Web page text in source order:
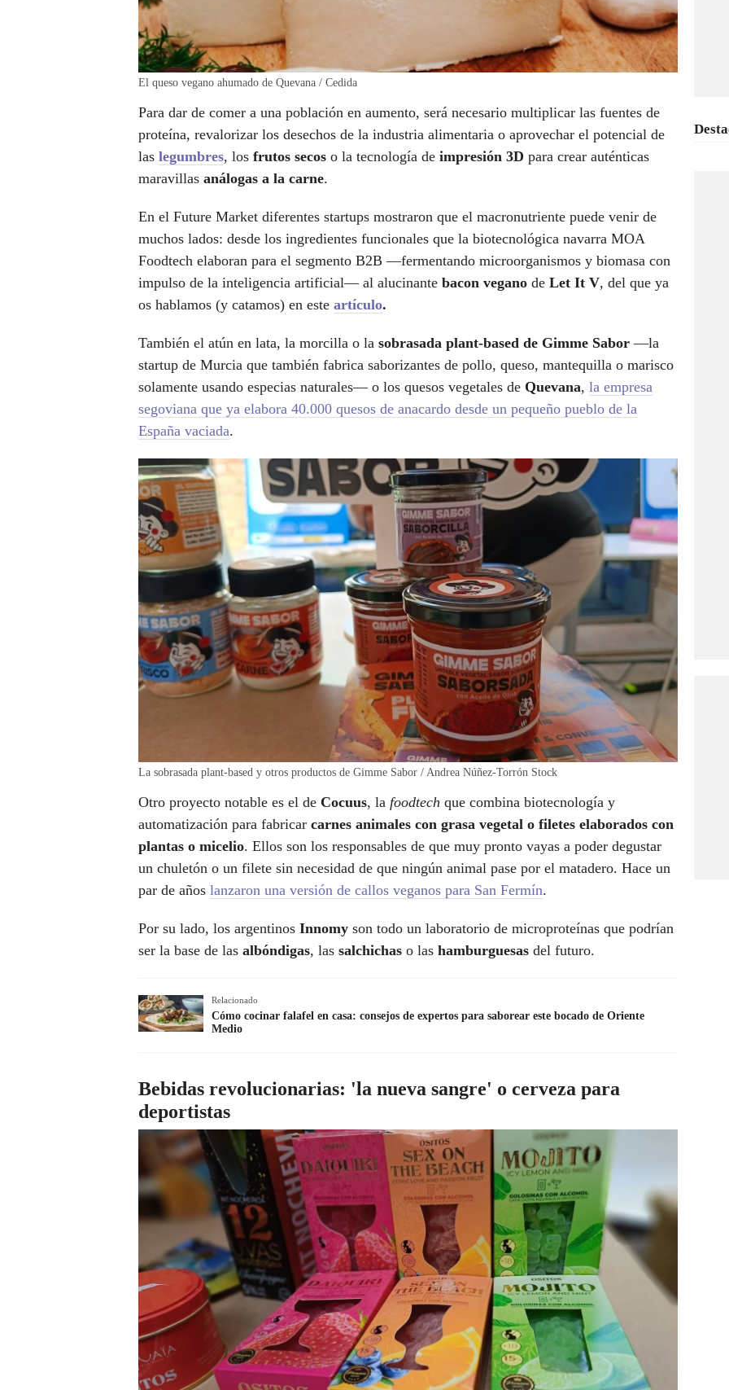
El queso vegano ahumado de Quevana / Cedida
Para dar de comer a una población en aumento, será necesario multiplicar las fuentes de
proteína, revalorizar los desechos de la industria alimentaria o aprovechar el potencial de
las legumbres, los frutos secos o la tecnología de impresión 3D para crear auténticas
maravillas análogas a la carne.
En el Future Market diferentes startups mostraron que el macronutriente puede venir de
muchos lados: desde los ingredientes funcionales que la biotecnológica navarra MOA
Foodtech elaboran para el segmento B2B —fermentando microorganismos y biomasa con
impulso de la inteligencia artificial— al alucinante bacon vegano de Let It V, del que ya
os hablamos (y catamos) en este artículo.
También el atún en lata, la morcilla o la sobrasada plant-based de Gimme Sabor —la
startup de Murcia que también fabrica saborizantes de pollo, queso, mantequilla o marisco
solamente usando especias naturales— o los quesos vegetales de Quevana, la empresa
segoviana que ya elabora 40.000 quesos de anacardo desde un pequeño pueblo de la
España vaciada.
La sobrasada plant-based y otros productos de Gimme Sabor / Andrea Núñez-Torrón Stock
Otro proyecto notable es el de Cocuus, la foodtech que combina biotecnología y
automatización para fabricar carnes animales con grasa vegetal o filetes elaborados con
plantas o micelio. Ellos son los responsables de que muy pronto vayas a poder degustar
un chuletón o un filete sin necesidad de que ningún animal pase por el matadero. Hace un
par de años lanzaron una versión de callos veganos para San Fermín.
Por su lado, los argentinos Innomy son todo un laboratorio de microproteínas que podrían
ser la base de las albóndigas, las salchichas o las hamburguesas del futuro.
Relacionado
Cómo cocinar falafel en casa: consejos de expertos para saborear este bocado de Oriente
Medio
Bebidas revolucionarias: 'la nueva sangre' o cerveza para
deportistas